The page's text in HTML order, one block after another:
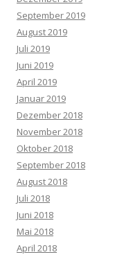
September 2019
August 2019
Juli 2019
Juni 2019
April 2019
Januar 2019
Dezember 2018
November 2018
Oktober 2018
September 2018
August 2018
Juli 2018
Juni 2018
Mai 2018
April 2018